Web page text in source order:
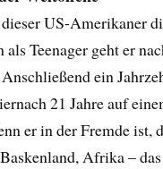
US-Amerikaner
als Teenager geht er
ein
21 Jahre auf
er in der Fremde
Afrika –